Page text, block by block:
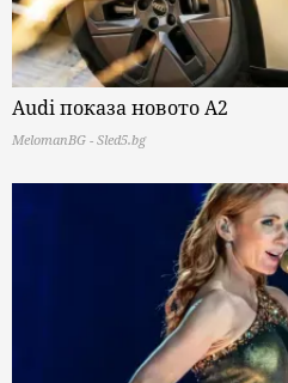
Audi показа новото A2
MelomanBG - Sled5.bg